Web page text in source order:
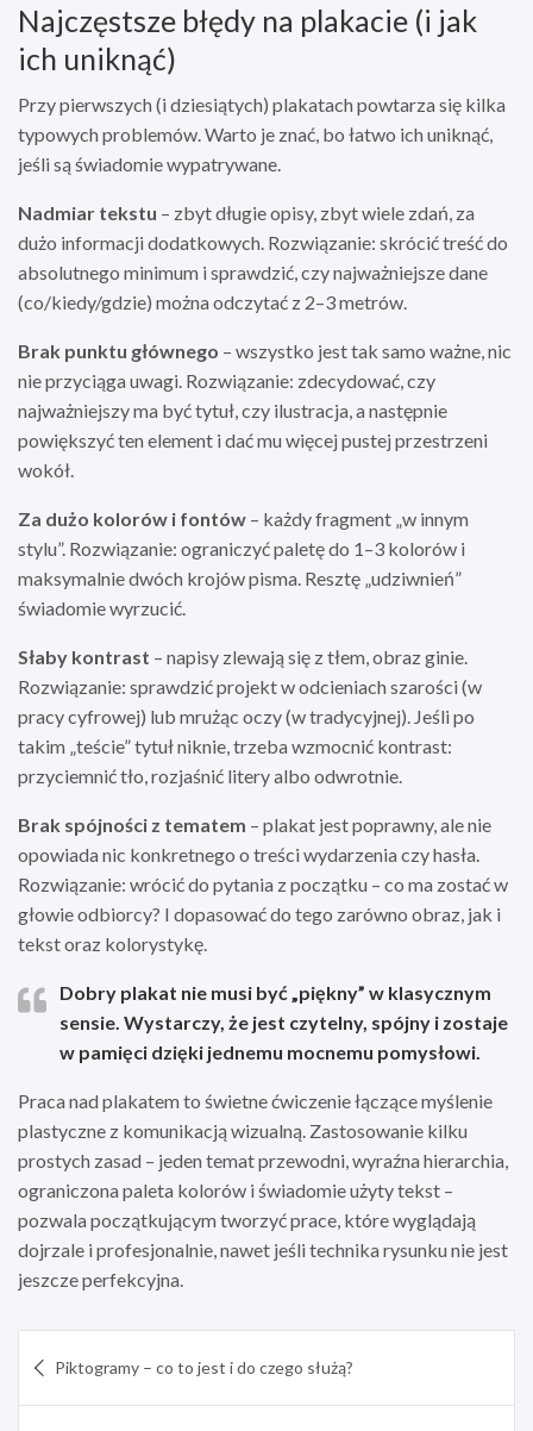
Najczęstsze błędy na plakacie (i jak
ich uniknąć)
Przy pierwszych (i dziesiątych) plakatach powtarza się kilka
typowych problemów. Warto je znać, bo łatwo ich uniknąć,
jeśli są świadomie wypatrywane.
Nadmiar tekstu – zbyt długie opisy, zbyt wiele zdań, za
dużo informacji dodatkowych. Rozwiązanie: skrócić treść do
absolutnego minimum i sprawdzić, czy najważniejsze dane
(co/kiedy/gdzie) można odczytać z 2–3 metrów.
Brak punktu głównego – wszystko jest tak samo ważne, nic
nie przyciąga uwagi. Rozwiązanie: zdecydować, czy
najważniejszy ma być tytuł, czy ilustracja, a następnie
powiększyć ten element i dać mu więcej pustej przestrzeni
wokół.
Za dużo kolorów i fontów – każdy fragment „w innym
stylu”. Rozwiązanie: ograniczyć paletę do 1–3 kolorów i
maksymalnie dwóch krojów pisma. Resztę „udziwnień”
świadomie wyrzucić.
Słaby kontrast – napisy zlewają się z tłem, obraz ginie.
Rozwiązanie: sprawdzić projekt w odcieniach szarości (w
pracy cyfrowej) lub mrużąc oczy (w tradycyjnej). Jeśli po
takim „teście” tytuł niknie, trzeba wzmocnić kontrast:
przyciemnić tło, rozjaśnić litery albo odwrotnie.
Brak spójności z tematem – plakat jest poprawny, ale nie
opowiada nic konkretnego o treści wydarzenia czy hasła.
Rozwiązanie: wrócić do pytania z początku – co ma zostać w
głowie odbiorcy? I dopasować do tego zarówno obraz, jak i
tekst oraz kolorystykę.
Dobry plakat nie musi być „piękny” w klasycznym
sensie. Wystarczy, że jest czytelny, spójny i zostaje
w pamięci dzięki jednemu mocnemu pomysłowi.
Praca nad plakatem to świetne ćwiczenie łączące myślenie
plastyczne z komunikacją wizualną. Zastosowanie kilku
prostych zasad – jeden temat przewodni, wyraźna hierarchia,
ograniczona paleta kolorów i świadomie użyty tekst –
pozwala początkującym tworzyć prace, które wyglądają
dojrzale i profesjonalnie, nawet jeśli technika rysunku nie jest
jeszcze perfekcyjna.
wpisu
Piktogramy – co to jest i do czego służą?